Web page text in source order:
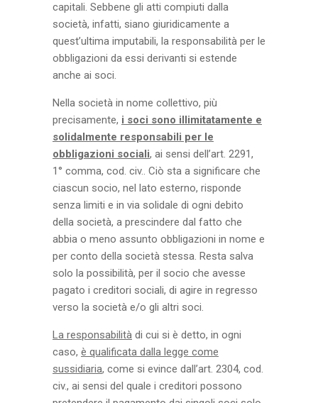
capitali. Sebbene gli atti compiuti dalla
società, infatti, siano giuridicamente a
quest’ultima imputabili, la responsabilità per le
obbligazioni da essi derivanti si estende
anche ai soci.
Nella società in nome collettivo, più
precisamente, i soci sono illimitatamente e
solidalmente responsabili per le
obbligazioni sociali, ai sensi dell’art. 2291,
1° comma, cod. civ.. Ciò sta a significare che
ciascun socio, nel lato esterno, risponde
senza limiti e in via solidale di ogni debito
della società, a prescindere dal fatto che
abbia o meno assunto obbligazioni in nome e
per conto della società stessa. Resta salva
solo la possibilità, per il socio che avesse
pagato i creditori sociali, di agire in regresso
verso la società e/o gli altri soci.
La responsabilità di cui si è detto, in ogni
caso, è qualificata dalla legge come
sussidiaria, come si evince dall’art. 2304, cod.
civ., ai sensi del quale i creditori possono